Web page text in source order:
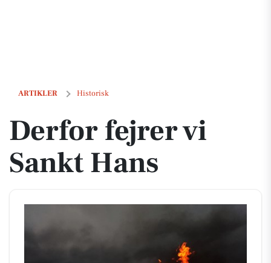
ARTIKLER Historisk
Derfor fejrer vi Sankt Hans
Derfor fejrer vi
Sankt Hans